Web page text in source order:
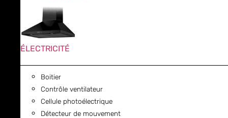
ÉLECTRICITÉ
Boitier
Contrôle ventilateur
Cellule photoélectrique
Détecteur de mouvement